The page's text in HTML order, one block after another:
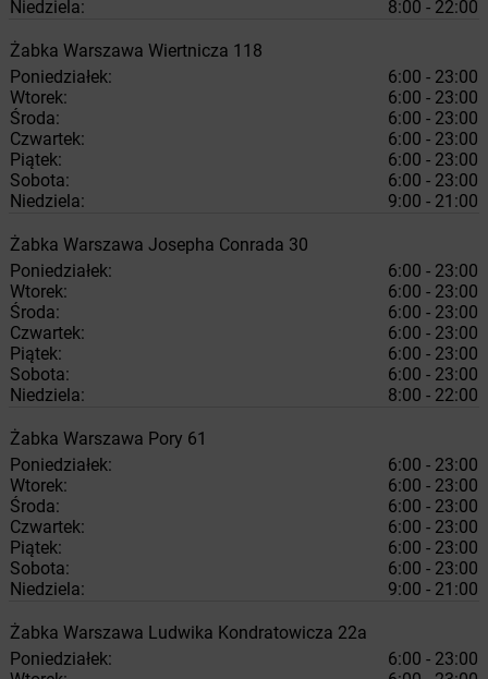
Niedziela: 8:00 - 22:00
Żabka Warszawa Wiertnicza 118
Poniedziałek:
6:00 - 23:00
Wtorek:
6:00 - 23:00
Środa:
6:00 - 23:00
Czwartek:
6:00 - 23:00
Piątek:
6:00 - 23:00
Sobota:
6:00 - 23:00
Niedziela:
9:00 - 21:00
Żabka Warszawa Josepha Conrada 30
Poniedziałek:
6:00 - 23:00
Wtorek:
6:00 - 23:00
Środa:
6:00 - 23:00
Czwartek:
6:00 - 23:00
Piątek:
6:00 - 23:00
Sobota:
6:00 - 23:00
Niedziela:
8:00 - 22:00
Żabka Warszawa Pory 61
Poniedziałek:
6:00 - 23:00
Wtorek:
6:00 - 23:00
Środa:
6:00 - 23:00
Czwartek:
6:00 - 23:00
Piątek:
6:00 - 23:00
Sobota:
6:00 - 23:00
Niedziela:
9:00 - 21:00
Żabka Warszawa Ludwika Kondratowicza 22a
Poniedziałek:
6:00 - 23:00